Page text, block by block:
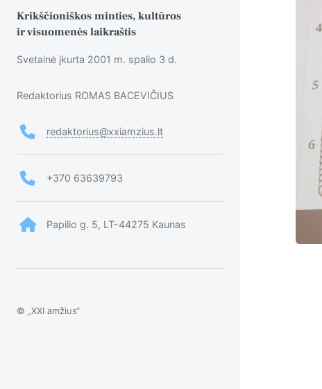
Krikščioniškos minties, kultūros
ir visuomenės laikraštis
Svetainė įkurta 2001 m. spalio 3 d.
Redaktorius ROMAS BACEVIČIUS
redaktorius@xxiamzius.lt
+370 63639793
Papilio g. 5, LT-44275 Kaunas
© „XXI amžius“